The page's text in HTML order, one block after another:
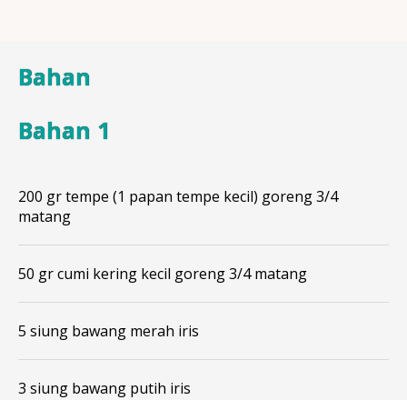
Semua Resep
Bahan
Bahan 1
200 gr tempe (1 papan tempe kecil) goreng 3/4
matang
50 gr cumi kering kecil goreng 3/4 matang
5 siung bawang merah iris
3 siung bawang putih iris